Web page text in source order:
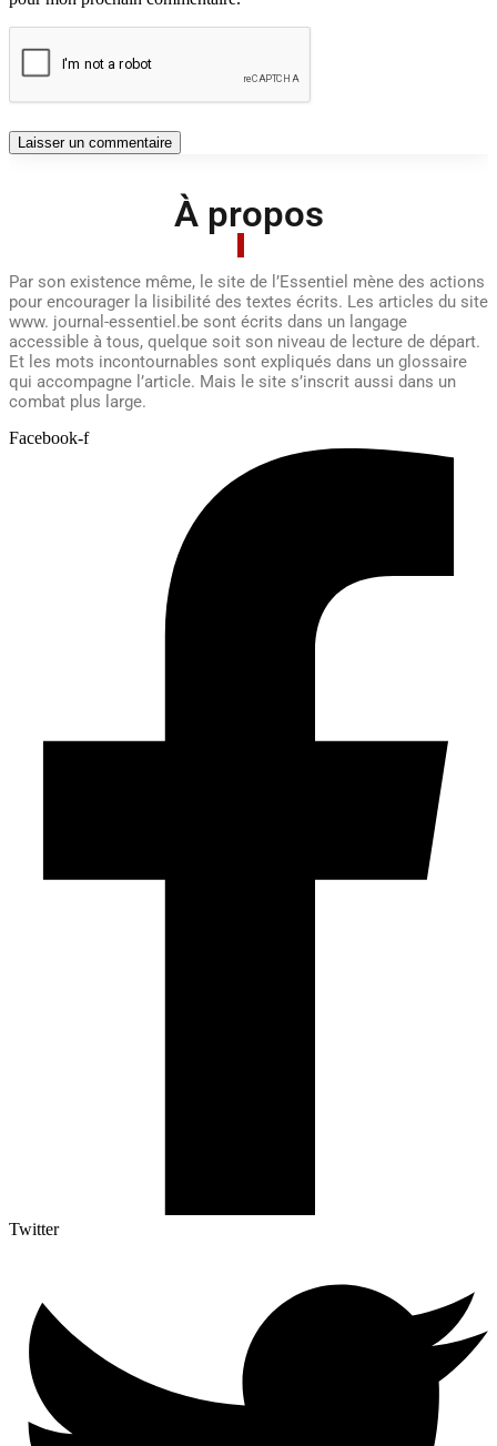
À propos
Par son existence même, le site de l’Essentiel mène des actions
pour encourager la lisibilité des textes écrits. Les articles du site
www. journal-essentiel.be sont écrits dans un langage
accessible à tous, quelque soit son niveau de lecture de départ.
Et les mots incontournables sont expliqués dans un glossaire
qui accompagne l’article. Mais le site s’inscrit aussi dans un
combat plus large.
Facebook-f
Twitter